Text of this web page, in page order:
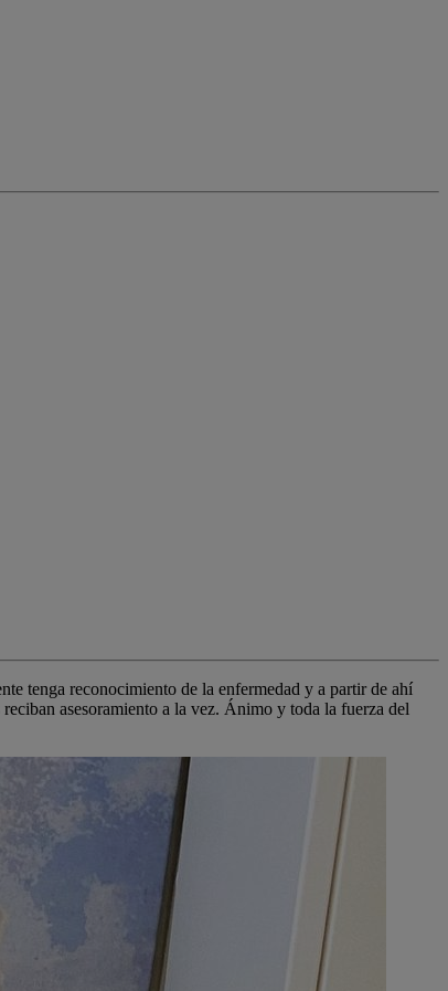
tenga reconocimiento de la enfermedad y a partir de ahí
asesoramiento a la vez. Ánimo y toda la fuerza del